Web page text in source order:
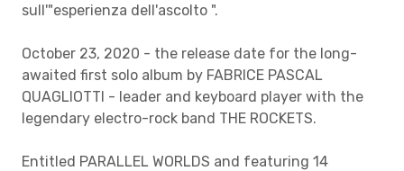
sull'"esperienza dell'ascolto ".
October 23, 2020 - the release date for the long-
awaited first solo album by FABRICE PASCAL
QUAGLIOTTI - leader and keyboard player with the
legendary electro-rock band THE ROCKETS.
Entitled PARALLEL WORLDS and featuring 14